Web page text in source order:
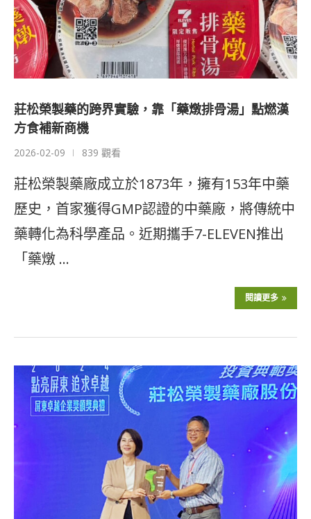
莊松榮製藥的跨界實驗，靠「藥燉排骨湯」點燃漢
方食補新商機
2026-02-09 839 觀看
莊松榮製藥廠成立於1873年，擁有153年中藥
歷史，首家獲得GMP認證的中藥廠，將傳統中
藥轉化為科學產品。近期攜手7-ELEVEN推出
「藥燉 …
閱讀更多